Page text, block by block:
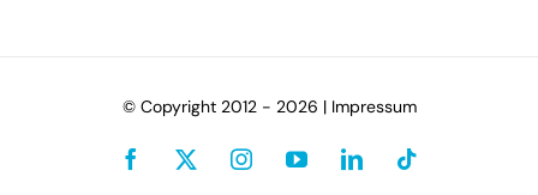
© Copyright 2012 - 2026 | Impressum
Facebook
X InstagramYouTubeLinkedInTiktok